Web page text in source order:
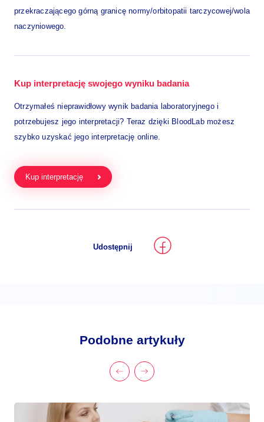
przekraczającego górną granicę normy/orbitopatii tarczycowej/wola
naczyniowego.
Kup interpretację swojego wyniku badania
Otrzymałeś nieprawidłowy wynik badania laboratoryjnego i
potrzebujesz jego interpretacji? Teraz dzięki BloodLab możesz
szybko uzyskać jego interpretację online.
Kup interpretację
Udostępnij
Podobne artykuły